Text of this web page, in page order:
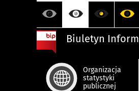
Biuletyn
Organizacja
statystyki
publicznej